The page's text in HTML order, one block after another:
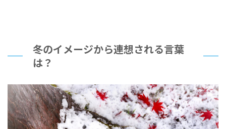
冬のイメージから連想される言葉
は？